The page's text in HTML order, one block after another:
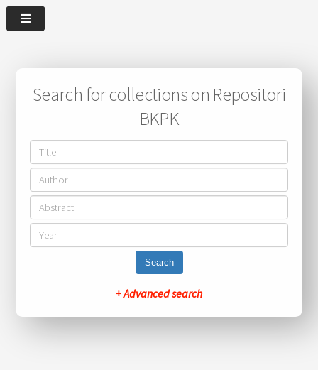
Search for collections on Repositori
BKPK
Search
+ Advanced search